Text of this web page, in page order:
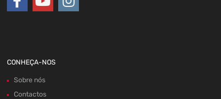
CONHEÇA-NOS
Sobre nós
Contactos